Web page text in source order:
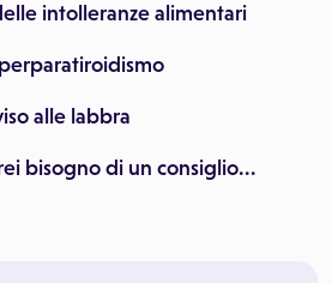
intolleranze alimentari
alle labbra
bisogno di un consiglio...